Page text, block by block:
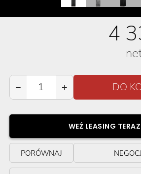
4
− +
WEŹ LEASING TERAZ
PORÓWNAJ